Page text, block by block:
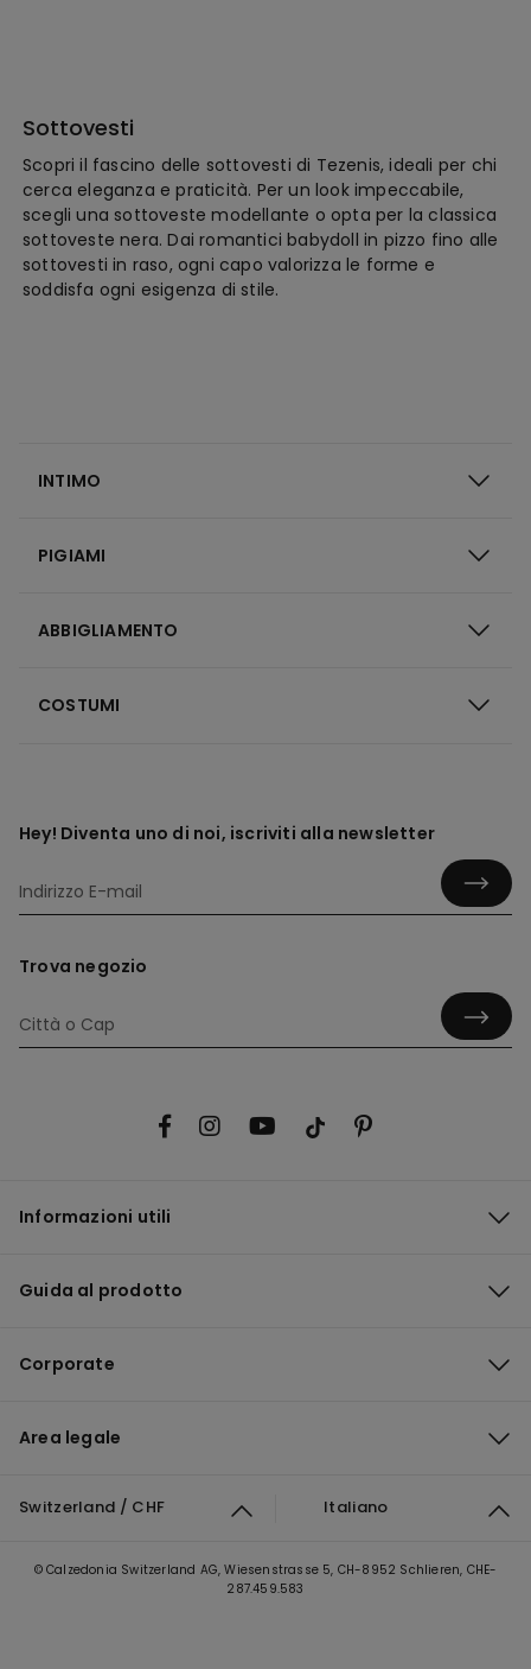
Sottovesti
Scopri il fascino delle sottovesti di Tezenis, ideali per chi
cerca eleganza e praticità. Per un look impeccabile,
scegli una sottoveste modellante o opta per la classica
sottoveste nera. Dai romantici babydoll in pizzo fino alle
sottovesti in raso, ogni capo valorizza le forme e
soddisfa ogni esigenza di stile.
INTIMO
PIGIAMI
ABBIGLIAMENTO
COSTUMI
Hey! Diventa uno di noi, iscriviti alla newsletter
Trova negozio
Informazioni utili
Guida al prodotto
Corporate
Area legale
Switzerland / CHF Italiano
© Calzedonia Switzerland AG, Wiesenstrasse 5, CH-8952 Schlieren, CHE-
287.459.583